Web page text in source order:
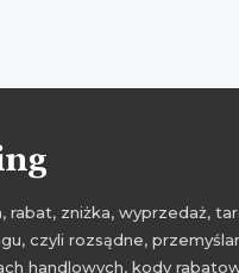
rabat, zniżka, wyprzedaż,
czyli rozsądne,
handlowych, kody